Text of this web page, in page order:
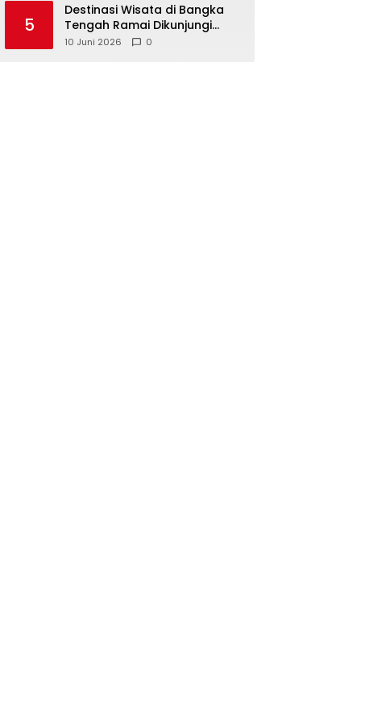
5
‎Destinasi Wisata di Bangka
Tengah Ramai Dikunjungi
Masyarakat Saat Libur dan
10 Juni 2026 0